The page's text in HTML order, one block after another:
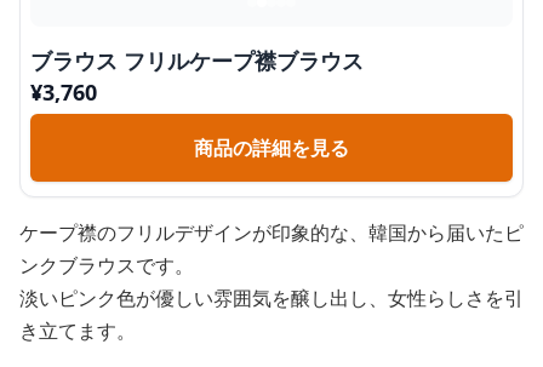
ブラウス フリルケープ襟ブラウス
¥3,760
商品の詳細を見る
ケープ襟のフリルデザインが印象的な、韓国から届いたピ
ンクブラウスです。
淡いピンク色が優しい雰囲気を醸し出し、女性らしさを引
き立てます。